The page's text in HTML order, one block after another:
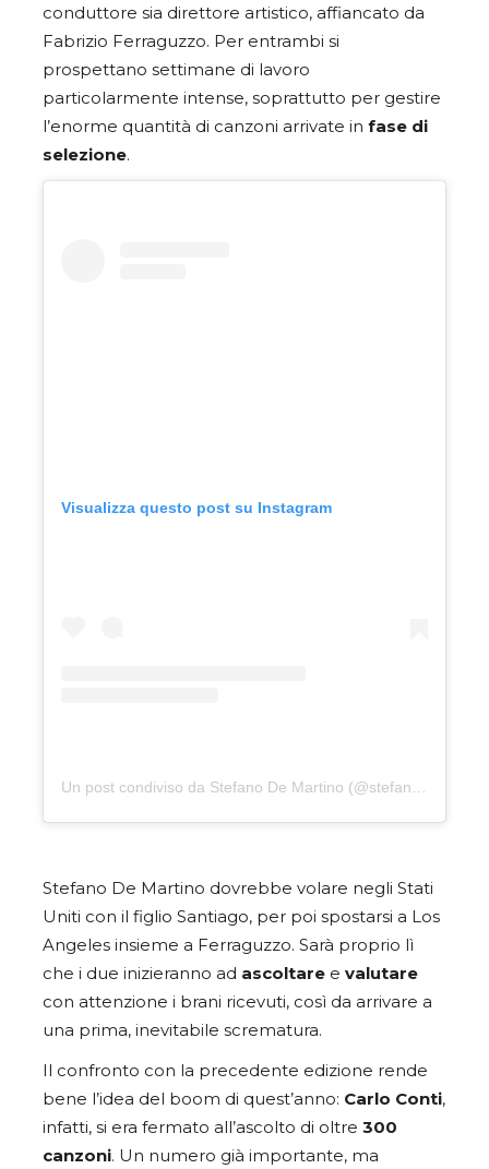
conduttore sia direttore artistico, affiancato da
Fabrizio Ferraguzzo. Per entrambi si
prospettano settimane di lavoro
particolarmente intense, soprattutto per gestire
l’enorme quantità di canzoni arrivate in fase di
selezione.
Visualizza questo post su Instagram
Stefano De Martino dovrebbe volare negli Stati
Uniti con il figlio Santiago, per poi spostarsi a Los
Angeles insieme a Ferraguzzo. Sarà proprio lì
che i due inizieranno ad ascoltare e valutare
con attenzione i brani ricevuti, così da arrivare a
una prima, inevitabile scrematura.
Il confronto con la precedente edizione rende
bene l’idea del boom di quest’anno: Carlo Conti,
infatti, si era fermato all’ascolto di oltre 300
canzoni. Un numero già importante, ma